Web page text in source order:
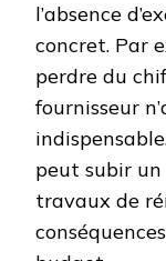
l’absence
concret. Par
perdre du
fournisseur
peut subir
travaux de